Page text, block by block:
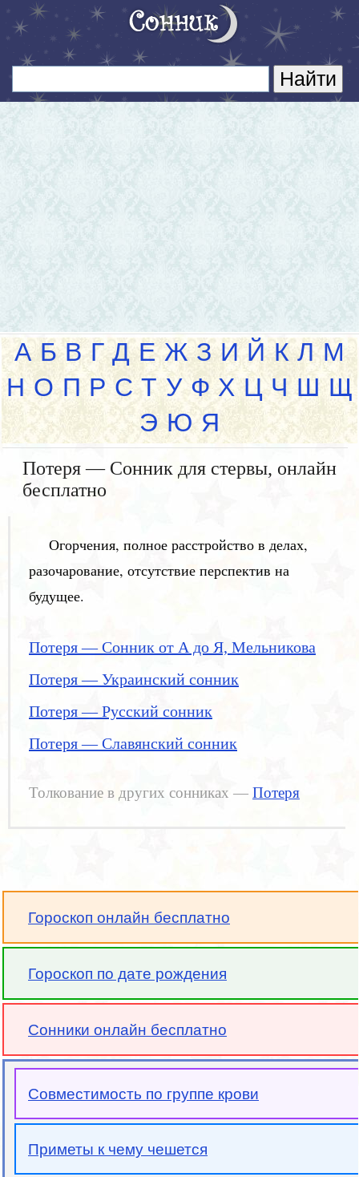
А Б В Г Д Е Ж З И Й К Л М
Н О П Р С Т У Ф Х Ц Ч Ш Щ
Э Ю Я
Потеря — Сонник для стервы, онлайн
бесплатно
Огорчения, полное расстройство в делах,
разочарование, отсутствие перспектив на
будущее.
Потеря — Сонник от А до Я, Мельникова
Потеря — Украинский сонник
Потеря — Русский сонник
Потеря — Славянский сонник
Толкование в других сонниках — Потеря
Гороскоп онлайн бесплатно
Гороскоп по дате рождения
Сонники онлайн бесплатно
Совместимость по группе крови
Приметы к чему чешется